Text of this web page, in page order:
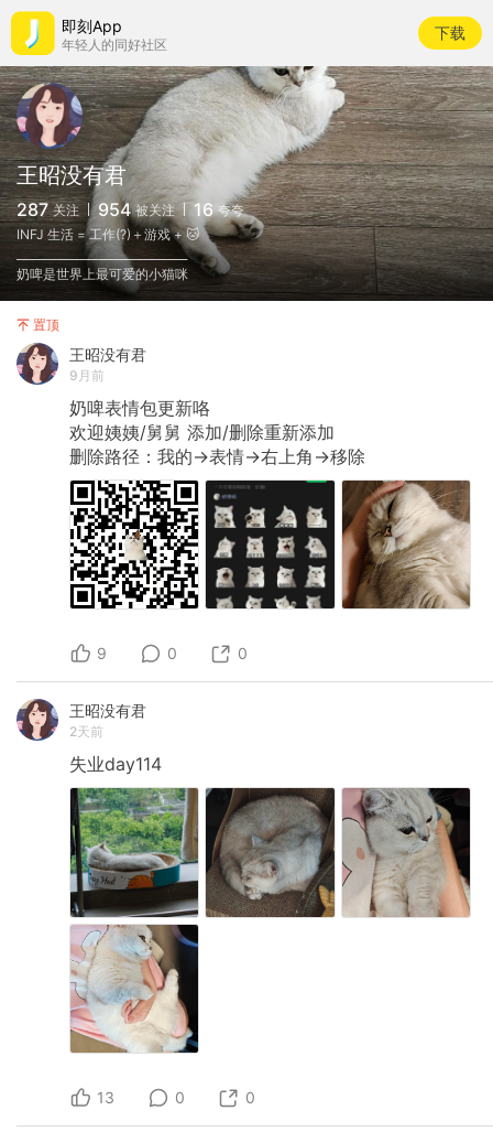
即刻App
年轻人的同好社区
下载
王昭没有君
287 关注 954 被关注 16 夸夸
INFJ 生活 = 工作(?)＋游戏 + 🐱
_______________________________
奶啤是世界上最可爱的小猫咪
置顶
王昭没有君
9月前
奶啤表情包更新咯
​欢迎姨姨/舅舅 添加/删除重新添加
​删除路径：我的→表情→右上角→移除
9 0 0
王昭没有君
2天前
失业day114
13 0 0